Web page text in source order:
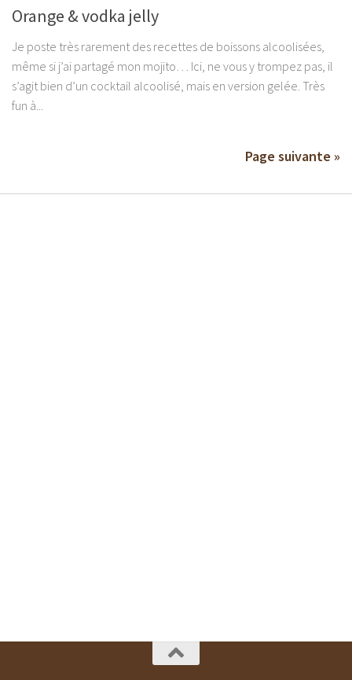
Orange & vodka jelly
Je poste très rarement des recettes de boissons alcoolisées,
même si j’ai partagé mon mojito… Ici, ne vous y trompez pas, il
s’agit bien d’un cocktail alcoolisé, mais en version gelée. Très
fun à...
Page suivante »